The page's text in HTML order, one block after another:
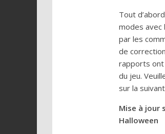
Tout
modes avec
par les
de
rapports ont
du jeu.
sur la
Mise à jour
Halloween